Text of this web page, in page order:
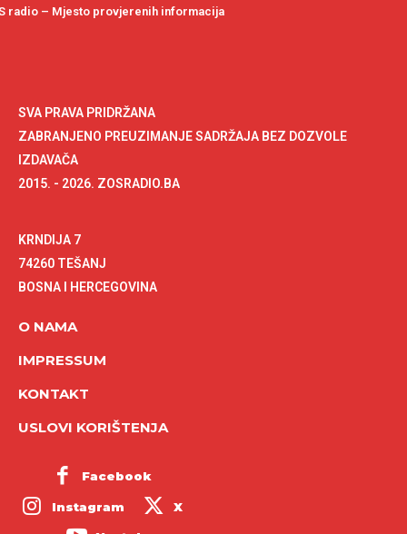
radio – Mjesto provjerenih informacija
SVA PRAVA PRIDRŽANA
ZABRANJENO PREUZIMANJE SADRŽAJA BEZ DOZVOLE
IZDAVAČA
2015. - 2026. ZOSRADIO.BA
KRNDIJA 7
74260 TEŠANJ
BOSNA I HERCEGOVINA
O NAMA
IMPRESSUM
KONTAKT
USLOVI KORIŠTENJA
Facebook
Instagram X